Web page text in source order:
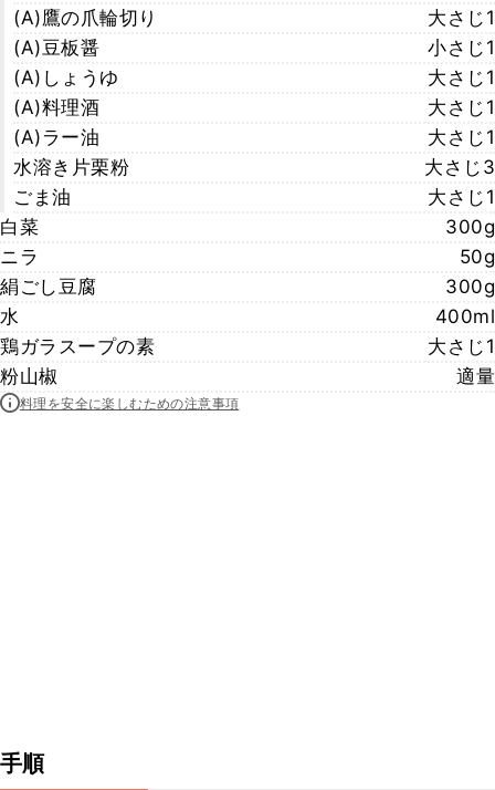
(A)鷹の爪輪切り
大さじ1
(A)豆板醤
小さじ1
(A)しょうゆ
大さじ1
(A)料理酒
大さじ1
(A)ラー油
大さじ1
水溶き片栗粉
大さじ3
ごま油
大さじ1
白菜
300g
ニラ
50g
絹ごし豆腐
300g
水
400ml
鶏ガラスープの素
大さじ1
粉山椒
適量
料理を安全に楽しむための注意事項
手順